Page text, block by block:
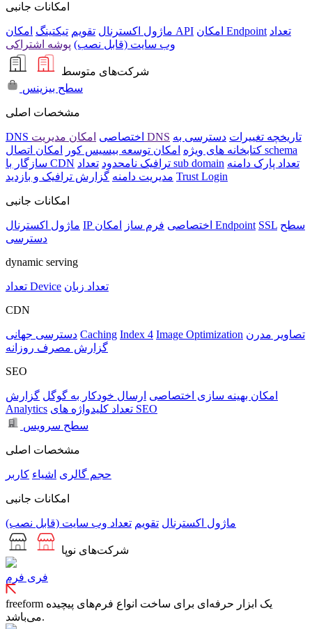
امکانات جانبی
ماژول اکسترنال تقویم تیکتینگ امکان API امکان Endpoint تعداد
وب سایت (قابل نصب) پوشه اشتراکی
شرکت‌های متوسط
سطح بیزینس
مشخصات اصلی
DNS اختصاصی امکان مدیریت DNS تاریخچه تغییرات دسترسی به
کتابخانه های ویژه امکان توسعه بیسیس کور
امکان اتصال schema
سازگار با CDN
ترافیک نامحدود تعداد sub domain تعداد پارک دامنه
مدیریت دامنه گزارش ترافیک و بازدید Trust Login
امکانات جانبی
ماژول اکسترنال IP اختصاصی فرم ساز امکان Endpoint SSL سطح
دسترسی
dynamic serving
تعداد Device تعداد زبان
CDN
دسترسی جهانی Caching Index 4 Image Optimization تصاویر مدرن
گزارش مصرف روزانه
SEO
امکان بهینه سازی اختصاصی ارسال خودکار به گوگل گزارش
Analytics
تعداد کلیدواژه های SEO
سطح سرویس
مشخصات اصلی
حجم گالری اشیاء کاربر
امکانات جانبی
ماژول اکسترنال تقویم تعداد وب سایت (قابل نصب)
شرکت‌های نوپا
فری فرم
freeform یک ابزار حرفه‌ای برای ساخت انواع فرم‌های پیچیده
می‌باشد.